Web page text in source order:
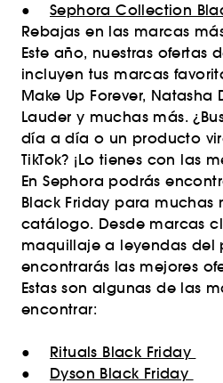
● Sephora Collection
Rebajas en las marcas
Este año, nuestras ofertas
incluyen tus marcas
Make Up Forever, Natasha
Lauder y muchas más.
día a día o un producto
TikTok? ¡Lo tienes con las
En Sephora podrás
Black Friday para muchas
catálogo. Desde marcas
maquillaje a leyendas del
encontrarás las mejores
Estas son algunas de las
encontrar:
● Rituals Black Friday
● Dyson Black Friday